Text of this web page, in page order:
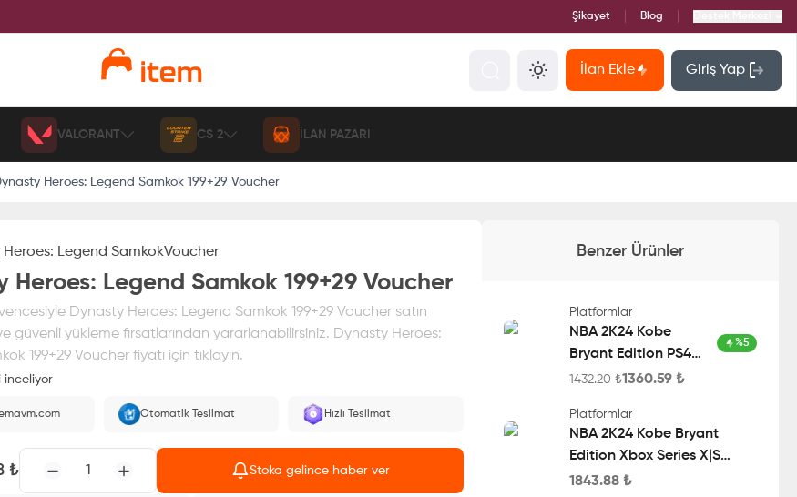
Şikayet Blog
İlan Ekle Giriş Yap
VALORANT CS 2 İLAN PAZARI
Heroes: Legend Samkok 199+29 Voucher
Heroes: Legend SamkokVoucher
Heroes: Legend Samkok 199+29 Voucher
Dynasty Heroes: Legend Samkok 199+29 Voucher satın
ve güvenli yükleme fırsatlarından yararlanabilirsiniz. Dynasty Heroes:
199+29 Voucher fiyatı için tıklayın.
inceliyor
yüklenir.
Otomatik Teslimat Hızlı Teslimat
₺ 1 Stoka gelince haber ver
Benzer Ürünler
Platformlar
NBA 2K24 Kobe
Bryant Edition PS4
Account
%5
1432.20₺1360.59 ₺
Platformlar
NBA 2K24 Kobe Bryant
Edition Xbox Series X|S
Account
1843.88 ₺